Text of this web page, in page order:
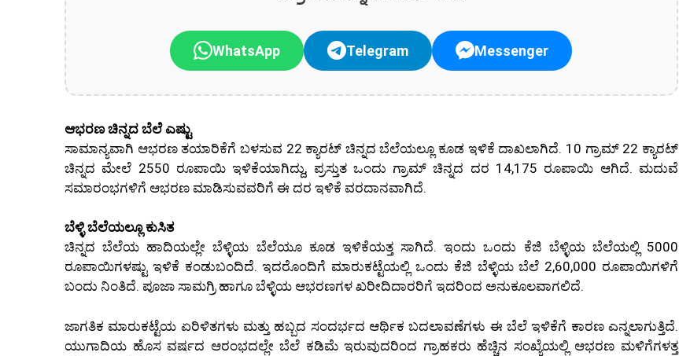
WhatsApp Telegram Messenger
ಆಭರಣ ಚಿನ್ನದ ಬೆಲೆ ಎಷ್ಟು
ಸಾಮಾನ್ಯವಾಗಿ ಆಭರಣ ತಯಾರಿಕೆಗೆ ಬಳಸುವ 22 ಕ್ಯಾರಟ್ ಚಿನ್ನದ ಬೆಲೆಯಲ್ಲೂ ಕೂಡ ಇಳಿಕೆ ದಾಖಲಾಗಿದೆ. 10 ಗ್ರಾಮ್ 22 ಕ್ಯಾರಟ್
ಚಿನ್ನದ ಮೇಲೆ 2550 ರೂಪಾಯಿ ಇಳಿಕೆಯಾಗಿದ್ದು, ಪ್ರಸ್ತುತ ಒಂದು ಗ್ರಾಮ್ ಚಿನ್ನದ ದರ 14,175 ರೂಪಾಯಿ ಆಗಿದೆ. ಮದುವೆ
ಸಮಾರಂಭಗಳಿಗೆ ಆಭರಣ ಮಾಡಿಸುವವರಿಗೆ ಈ ದರ ಇಳಿಕೆ ವರದಾನವಾಗಿದೆ.
ಬೆಳ್ಳಿ ಬೆಲೆಯಲ್ಲೂ ಕುಸಿತ
ಚಿನ್ನದ ಬೆಲೆಯ ಹಾದಿಯಲ್ಲೇ ಬೆಳ್ಳಿಯ ಬೆಲೆಯೂ ಕೂಡ ಇಳಿಕೆಯತ್ತ ಸಾಗಿದೆ. ಇಂದು ಒಂದು ಕೆಜಿ ಬೆಳ್ಳಿಯ ಬೆಲೆಯಲ್ಲಿ 5000
ರೂಪಾಯಿಗಳಷ್ಟು ಇಳಿಕೆ ಕಂಡುಬಂದಿದೆ. ಇದರೊಂದಿಗೆ ಮಾರುಕಟ್ಟೆಯಲ್ಲಿ ಒಂದು ಕೆಜಿ ಬೆಳ್ಳಿಯ ಬೆಲೆ 2,60,000 ರೂಪಾಯಿಗಳಿಗೆ
ಬಂದು ನಿಂತಿದೆ. ಪೂಜಾ ಸಾಮಗ್ರಿ ಹಾಗೂ ಬೆಳ್ಳಿಯ ಆಭರಣಗಳ ಖರೀದಿದಾರರಿಗೆ ಇದರಿಂದ ಅನುಕೂಲವಾಗಲಿದೆ.
ಜಾಗತಿಕ ಮಾರುಕಟ್ಟೆಯ ಏರಿಳಿತಗಳು ಮತ್ತು ಹಬ್ಬದ ಸಂದರ್ಭದ ಆರ್ಥಿಕ ಬದಲಾವಣೆಗಳು ಈ ಬೆಲೆ ಇಳಿಕೆಗೆ ಕಾರಣ ಎನ್ನಲಾಗುತ್ತಿದೆ.
ಯುಗಾದಿಯ ಹೊಸ ವರ್ಷದ ಆರಂಭದಲ್ಲೇ ಬೆಲೆ ಕಡಿಮೆ ಇರುವುದರಿಂದ ಗ್ರಾಹಕರು ಹೆಚ್ಚಿನ ಸಂಖ್ಯೆಯಲ್ಲಿ ಆಭರಣ ಮಳಿಗೆಗಳತ್ತ